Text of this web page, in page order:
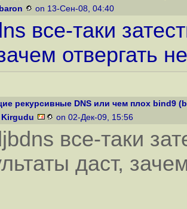
on 13-Сен-08, 04:40
все-таки
отвергать
рекурсивные DNS или чем плох bind9
Kirgudu on 02-Дек-09, 15:56
все-таки
даст,